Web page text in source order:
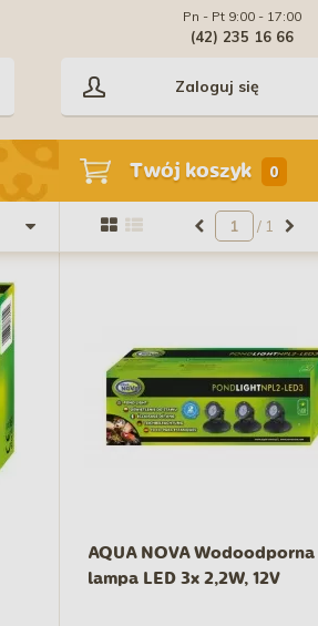
Pn - Pt 9:00 - 17:00
(42) 235 16 66
Zaloguj się
Twój koszyk 0
/ 1
AQUA NOVA Wodoodporna
lampa LED 3x 2,2W, 12V